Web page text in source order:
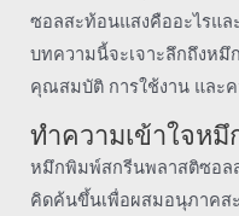
ซอลสะท้อนแสงคืออะไรแล
บทความนี้จะเจาะลึกถึงหมึ
คุณสมบัติ การใช้งาน และ
ทำความเข้าใจห
หมึกพิมพ์สกรีนพลาสติซอล
คิดค้นขึ้นเพื่อผสมอนุภาคส